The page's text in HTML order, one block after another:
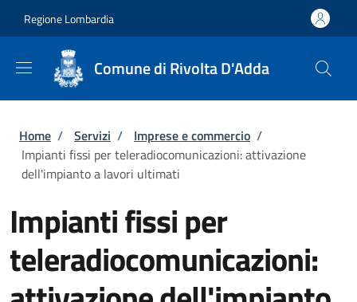
Regione Lombardia
Comune di Rivolta D'Adda
Briciole di pane
Home / Servizi / Imprese e commercio /
Impianti fissi per teleradiocomunicazioni: attivazione
dell'impianto a lavori ultimati
Impianti fissi per
teleradiocomunicazioni: